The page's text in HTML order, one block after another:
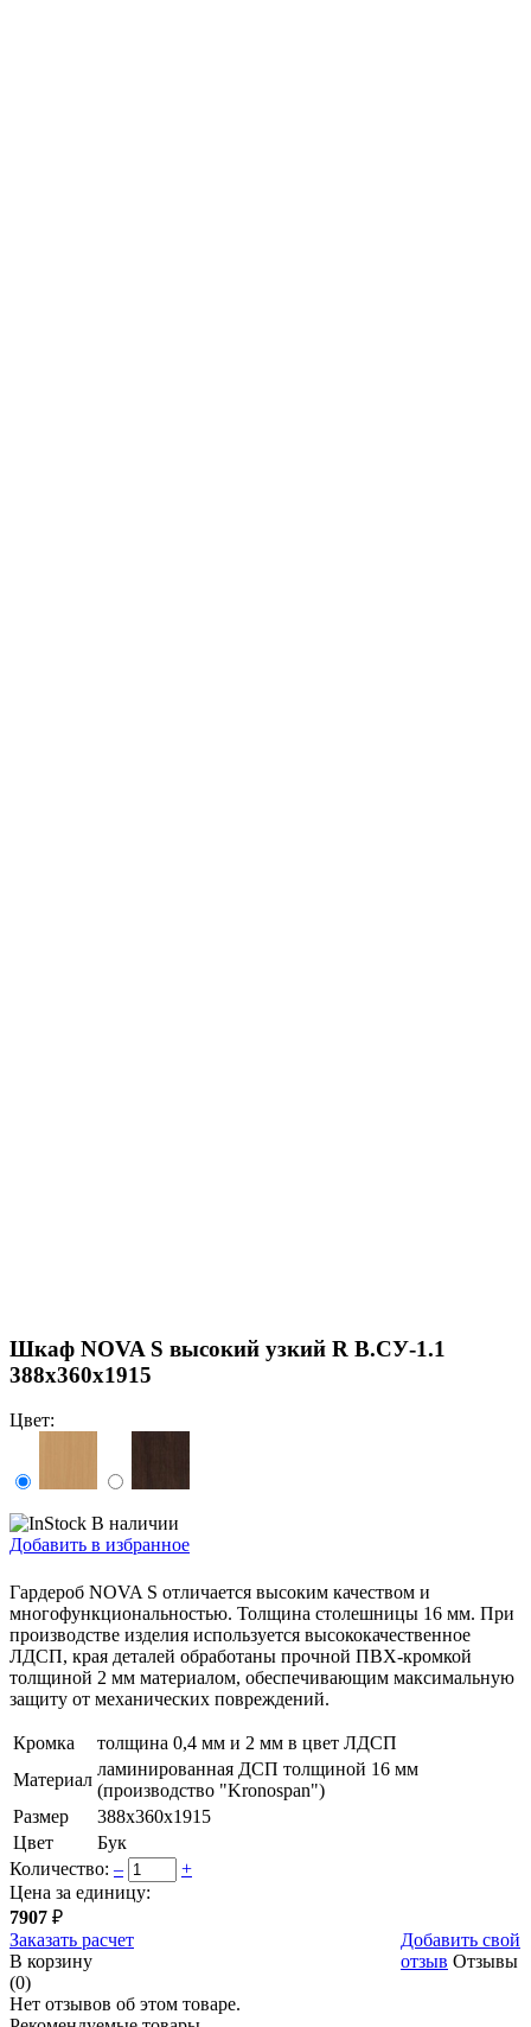
Шкаф NOVA S высокий узкий R В.СУ-1.1
388х360х1915
Цвет:
В наличии
Добавить в избранное
Гардероб NOVA S отличается высоким качеством и
многофункциональностью. Толщина столешницы 16 мм. При
производстве изделия используется высококачественное
ЛДСП, края деталей обработаны прочной ПВХ-кромкой
толщиной 2 мм материалом, обеспечивающим максимальную
защиту от механических повреждений.
Кромка
толщина 0,4 мм и 2 мм в цвет ЛДСП
Материал
ламинированная ДСП толщиной 16 мм
(производство "Kronospan")
Размер
388х360х1915
Цвет
Бук
Количество: –
+
Цена за единицу:
7907 ₽
Заказать расчет
В корзину
Добавить свой
отзыв Отзывы
(0)
Нет отзывов об этом товаре.